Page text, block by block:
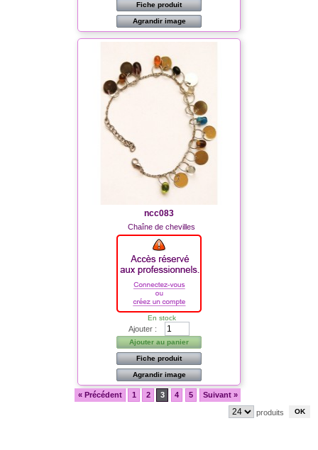
Fiche produit
Agrandir image
ncc083
Chaîne de chevilles
En stock
Ajouter :
Ajouter au panier
Fiche produit
Agrandir image
« Précédent 1 2 3 4 5 Suivant »
produits